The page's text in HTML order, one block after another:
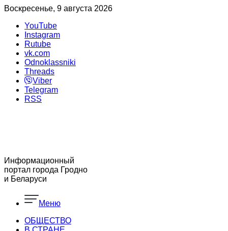
Воскресенье, 9 августа 2026
YouTube
Instagram
Rutube
vk.com
Odnoklassniki
Threads
Viber
Telegram
RSS
Информационный
портал города Гродно
и Беларуси
Меню
ОБЩЕСТВО